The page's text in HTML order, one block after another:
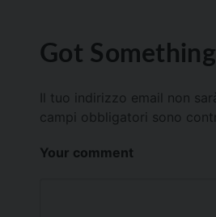
Got
Il tuo indirizzo email non
campi obbligatori sono
Your comment